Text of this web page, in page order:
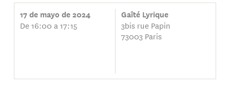
17 de mayo de 2024
De 16:00 a 17:15
Gaîté Lyrique
3bis rue Papin
73003 Paris